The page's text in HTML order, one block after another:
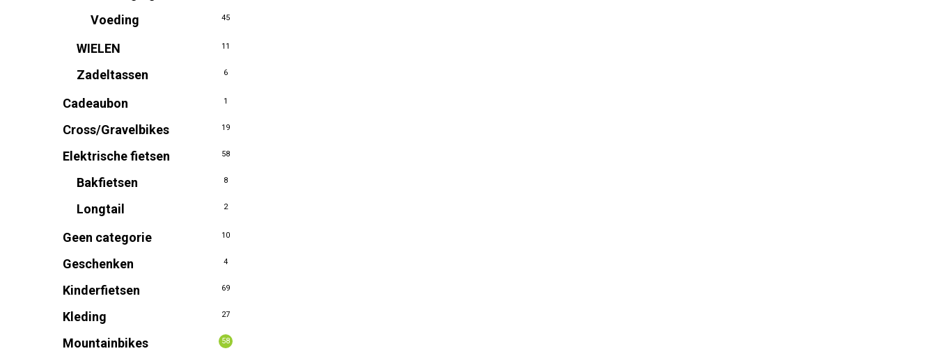
Voeding 45
WIELEN 11
Zadeltassen 6
Cadeaubon 1
Cross/Gravelbikes 19
Elektrische fietsen 58
Bakfietsen 8
Longtail 2
Geen categorie 10
Geschenken 4
Kinderfietsen 69
Kleding 27
Mountainbikes 58